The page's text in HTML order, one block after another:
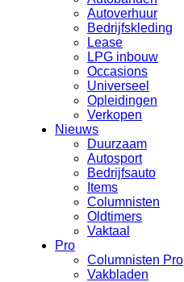
Autoverhuur
Bedrijfskleding
Lease
LPG inbouw
Occasions
Universeel
Opleidingen
Verkopen
Nieuws
Duurzaam
Autosport
Bedrijfsauto
Items
Columnisten
Oldtimers
Vaktaal
Pro
Columnisten Pro
Vakbladen